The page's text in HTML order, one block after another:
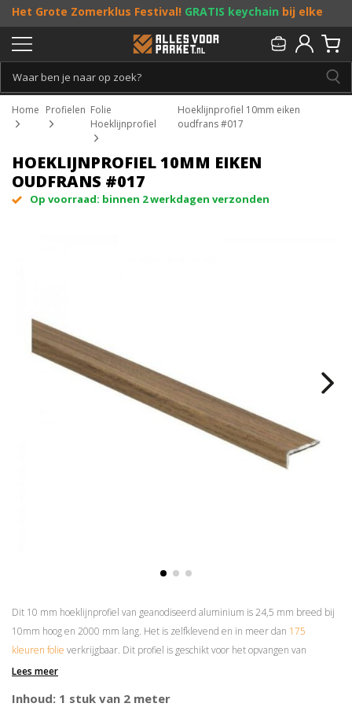
Het Grote Zomerklus Festival! GRATIS keychain bij elke
bestelling vanaf €25, entoffe acties! Doe je mee?
Persoonlijk & gratis advies:013 - 207 00 01
Home Profielen Folie
Hoeklijnprofiel
Hoeklijnprofiel 10mm eiken
oudfrans #017
HOEKLIJNPROFIEL 10MM EIKEN
OUDFRANS #017
Op voorraad: binnen 2 werkdagen verzonden
Dit 10 mm hoeklijnprofiel van geanodiseerd aluminium is 24,5 mm breed bij
10mm hoog en 2000 mm lang. Het is zelfklevend en in meer dan 175
kleuren folie verkrijgbaar. Dit profiel is geschikt voor het opvangen van
hoogteverschillen van maximaal 8 mm.
Prijs is per 2 meter
Lees meer
Inhoud: 1 stuk van 2 meter